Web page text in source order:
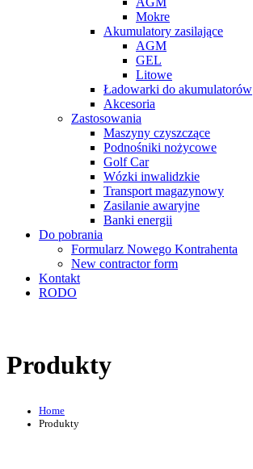
Mokre
Akumulatory zasilające
AGM
GEL
Litowe
Ładowarki do akumulatorów
Akcesoria
Zastosowania
Maszyny czyszczące
Podnośniki nożycowe
Golf Car
Wózki inwalidzkie
Transport magazynowy
Zasilanie awaryjne
Banki energii
Do pobrania
Formularz Nowego Kontrahenta
New contractor form
Kontakt
RODO
Produkty
Home
Produkty